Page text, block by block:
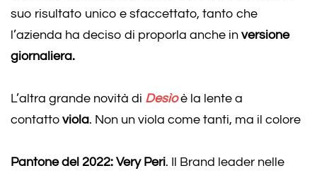
suo risultato unico e sfaccettato, tanto che
l’azienda ha deciso di proporla anche in versione
giornaliera.
L’altra grande novità di Desìoè la lente a
contatto viola. Non un viola come tanti, ma il colore
Pantone del 2022: Very Peri. Il Brand leader nelle